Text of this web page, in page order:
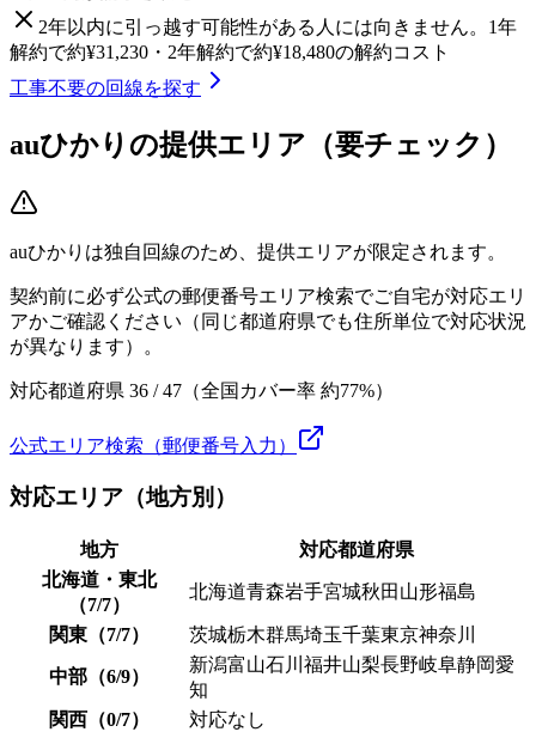
2年以内に引っ越す可能性がある人には向きません。1年
解約で約¥31,230・2年解約で約¥18,480の解約コスト
工事不要の回線を探す
auひかり の提供エリア（要チェック）
auひかり は独自回線のため、提供エリアが限定されます。
契約前に必ず公式の郵便番号エリア検索でご自宅が対応エリ
アかご確認ください（同じ都道府県でも住所単位で対応状況
が異なります）。
対応都道府県 36 / 47（全国カバー率 約77%）
公式エリア検索（郵便番号入力）
対応エリア（地方別）
地方
対応都道府県
北海道・東北
（7/7）
北海道青森岩手宮城秋田 山形福島
関東（7/7） 茨城栃木群馬埼玉千葉東京神奈川
中部（6/9）
新潟富山石川 福井山梨長野岐阜静岡愛
知
関西（0/7）
対応なし